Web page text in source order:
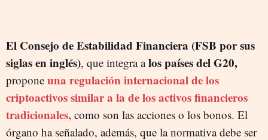
El Consejo de Estabilidad Financiera (FSB por sus
siglas en inglés), que integra alos países del G20,
propone una regulación internacional de los
criptoactivos similar a la de los activos financieros
tradicionales, como son las acciones o los bonos. El
órgano ha señalado, además, que la normativa debe ser